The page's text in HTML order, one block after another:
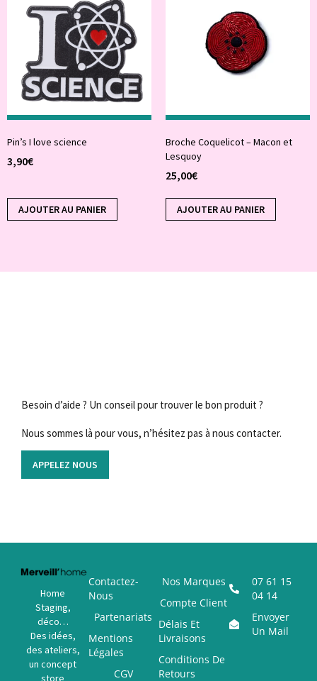
Pin’s I love science
3,90€
AJOUTER AU PANIER
Broche Coquelicot – Macon et
Lesquoy
25,00€
AJOUTER AU PANIER
Besoin d’aide ? Un conseil pour trouver le bon produit ?
Nous sommes là pour vous, n’hésitez pas à nous contacter.
APPELEZ NOUS
Home
Staging,
déco…
Des idées,
des ateliers,
un concept
store
Contactez-
Nous
Partenariats
Mentions
Légales
CGV
Nos Marques
Compte Client
Délais Et
Livraisons
Conditions De
Retours
07 61 15
04 14
Envoyer
Un Mail